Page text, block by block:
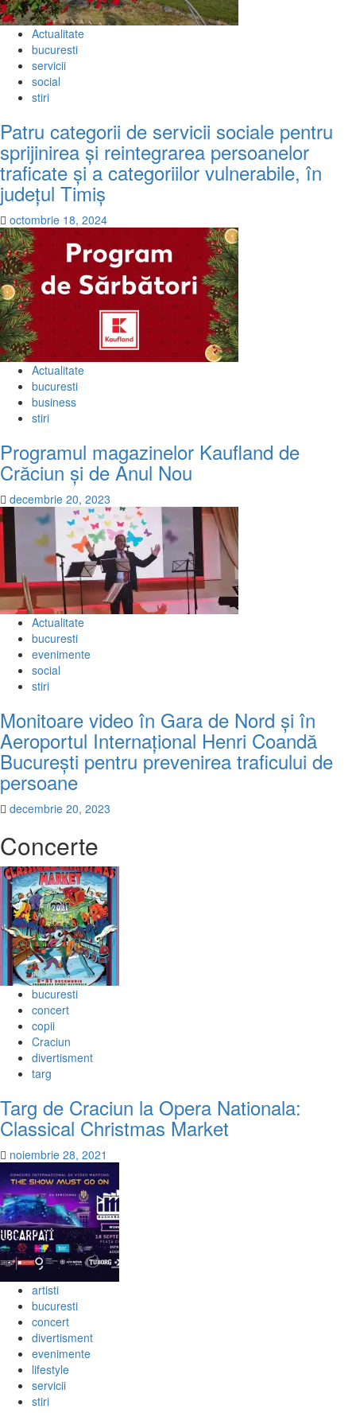
Actualitate
bucuresti
servicii
social
stiri
Patru categorii de servicii sociale pentru
sprijinirea și reintegrarea persoanelor
traficate și a categoriilor vulnerabile, în
județul Timiș
octombrie 18, 2024
Actualitate
bucuresti
business
stiri
Programul magazinelor Kaufland de
Crăciun și de Anul Nou
decembrie 20, 2023
Actualitate
bucuresti
evenimente
social
stiri
Monitoare video în Gara de Nord și în
Aeroportul Internațional Henri Coandă
București pentru prevenirea traficului de
persoane
decembrie 20, 2023
Concerte
bucuresti
concert
copii
Craciun
divertisment
targ
Targ de Craciun la Opera Nationala:
Classical Christmas Market
noiembrie 28, 2021
artisti
bucuresti
concert
divertisment
evenimente
lifestyle
servicii
stiri